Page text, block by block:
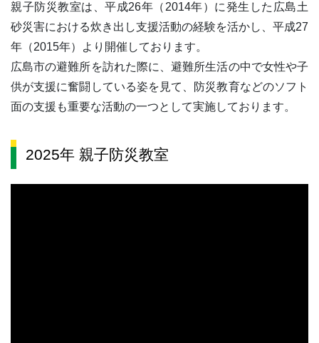
親子防災教室は、平成26年（2014年）に発生した広島土
砂災害における炊き出し支援活動の経験を活かし、平成27
年（2015年）より開催しております。
広島市の避難所を訪れた際に、避難所生活の中で女性や子
供が支援に奮闘している姿を見て、防災教育などのソフト
面の支援も重要な活動の一つとして実施しております。
2025年 親子防災教室